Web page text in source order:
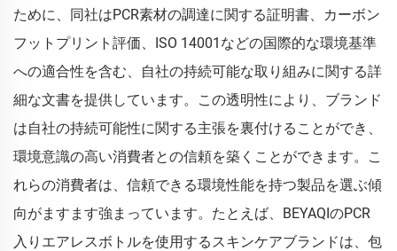
ために、同社はPCR素材の調達に関する証明書、カーボン
フットプリント評価、ISO 14001などの国際的な環境基準
への適合性を含む、自社の持続可能な取り組みに関する詳
細な文書を提供しています。この透明性により、ブランド
は自社の持続可能性に関する主張を裏付けることができ、
環境意識の高い消費者との信頼を築くことができます。こ
れらの消費者は、信頼できる環境性能を持つ製品を選ぶ傾
向がますます強まっています。たとえば、BEYAQIのPCR
入りエアレスボトルを使用するスキンケアブランドは、包